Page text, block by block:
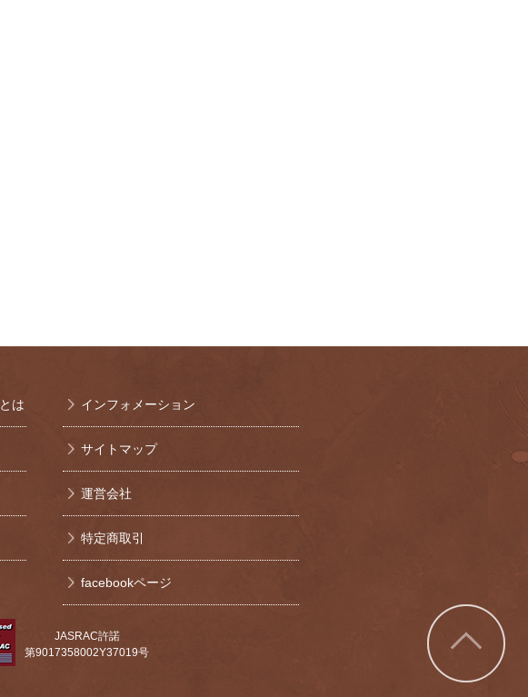
は インフォメーション
サイトマップ
運営会社
特定商取引
facebookページ
JASRAC許諾
第9017358002Y37019号